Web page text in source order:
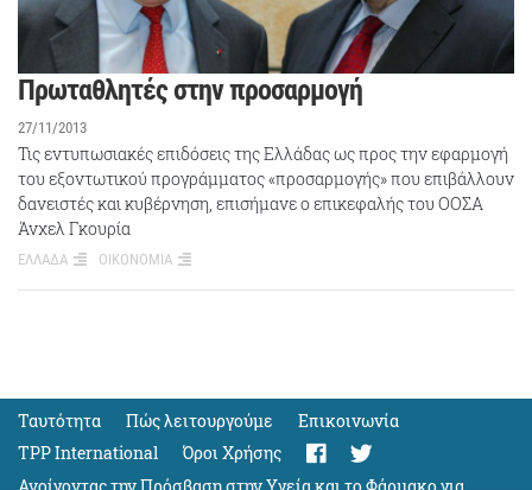
Πρωταθλητές στην προσαρμογή
27/11/2013
Τις εντυπωσιακές επιδόσεις της Ελλάδας ως προς την εφαρμογή
του εξοντωτικού προγράμματος «προσαρμογής» που επιβάλλουν
δανειστές και κυβέρνηση, επισήμανε ο επικεφαλής του ΟΟΣΑ
Άνχελ Γκουρία
ΕΛΛΑΔΑ ΟΙΚΟΝΟΜΙΑ
Ταυτότητα Πώς λειτουργούμε
Eπικοινωνία
TPP International
Όροι Χρήσης